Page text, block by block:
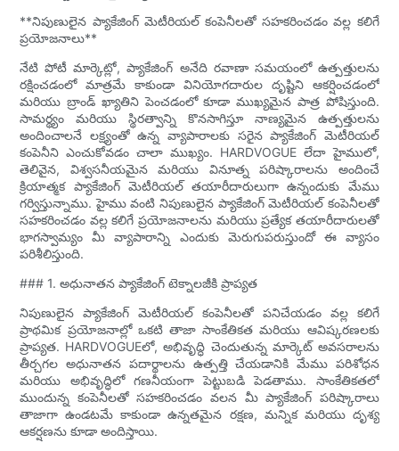
**నిపుణులైన ప్యాకేజింగ్ మెటీరియల్ కంపెనీలతో సహకరించడం వల్ల కలిగే
ప్రయోజనాలు**
నేటి పోటీ మార్కెట్లో, ప్యాకేజింగ్ అనేది రవాణా సమయంలో ఉత్పత్తులను
రక్షించడంలో మాత్రమే కాకుండా వినియోగదారుల దృష్టిని ఆకర్షించడంలో
మరియు బ్రాండ్ ఖ్యాతిని పెంచడంలో కూడా ముఖ్యమైన పాత్ర పోషిస్తుంది.
సామర్థ్యం మరియు స్థిరత్వాన్ని కొనసాగిస్తూ నాణ్యమైన ఉత్పత్తులను
అందించాలనే లక్ష్యంతో ఉన్న వ్యాపారాలకు సరైన ప్యాకేజింగ్ మెటీరియల్
కంపెనీని ఎంచుకోవడం చాలా ముఖ్యం. HARDVOGUE లేదా హైములో,
తెలివైన, విశ్వసనీయమైన మరియు వినూత్న పరిష్కారాలను అందించే
క్రియాత్మక ప్యాకేజింగ్ మెటీరియల్ తయారీదారులుగా ఉన్నందుకు మేము
గర్విస్తున్నాము. హైము వంటి నిపుణులైన ప్యాకేజింగ్ మెటీరియల్ కంపెనీలతో
సహకరించడం వల్ల కలిగే ప్రయోజనాలను మరియు ప్రత్యేక తయారీదారులతో
భాగస్వామ్యం మీ వ్యాపారాన్ని ఎందుకు మెరుగుపరుస్తుందో ఈ వ్యాసం
పరిశీలిస్తుంది.
### 1. అధునాతన ప్యాకేజింగ్ టెక్నాలజీకి ప్రాప్యత
నిపుణులైన ప్యాకేజింగ్ మెటీరియల్ కంపెనీలతో పనిచేయడం వల్ల కలిగే
ప్రాథమిక ప్రయోజనాల్లో ఒకటి తాజా సాంకేతికత మరియు ఆవిష్కరణలకు
ప్రాప్యత. HARDVOGUEలో, అభివృద్ధి చెందుతున్న మార్కెట్ అవసరాలను
తీర్చగల అధునాతన పదార్థాలను ఉత్పత్తి చేయడానికి మేము పరిశోధన
మరియు అభివృద్ధిలో గణనీయంగా పెట్టుబడి పెడతాము. సాంకేతికతలో
ముందున్న కంపెనీలతో సహకరించడం వలన మీ ప్యాకేజింగ్ పరిష్కారాలు
తాజాగా ఉండటమే కాకుండా ఉన్నతమైన రక్షణ, మన్నిక మరియు దృశ్య
ఆకర్షణను కూడా అందిస్తాయి.